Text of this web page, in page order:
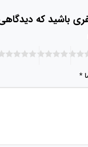
باشید که
*